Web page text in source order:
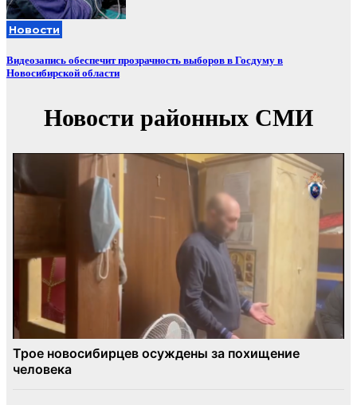
Новости
Видеозапись обеспечит прозрачность выборов в Госдуму в
Новосибирской области